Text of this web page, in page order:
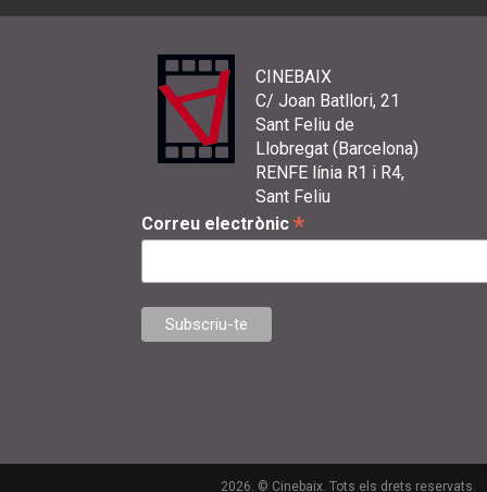
CINEBAIX
C/ Joan Batllori, 21
Sant Feliu de
Llobregat (Barcelona)
RENFE línia R1 i R4,
Sant Feliu
Correu electrònic *
2026. © Cinebaix. Tots els drets reservats.